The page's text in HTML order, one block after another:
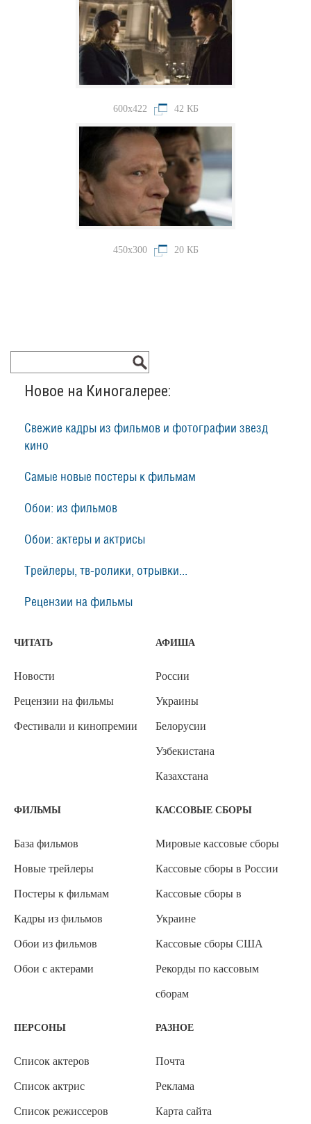
600x422 42 КБ
450x300 20 КБ
Новое на Киногалерее:
Свежие кадры из фильмов и фотографии звезд
кино
Самые новые постеры к фильмам
Обои: из фильмов
Обои: актеры и актрисы
Трейлеры, тв-ролики, отрывки...
Рецензии на фильмы
ЧИТАТЬ
Новости
Рецензии на фильмы
Фестивали и кинопремии
АФИША
России
Украины
Белорусии
Узбекистана
Казахстана
ФИЛЬМЫ
База фильмов
Новые трейлеры
Постеры к фильмам
Кадры из фильмов
Обои из фильмов
Обои с актерами
КАССОВЫЕ СБОРЫ
Мировые кассовые сборы
Кассовые сборы в России
Кассовые сборы в
Украине
Кассовые сборы США
Рекорды по кассовым
сборам
ПЕРСОНЫ
Список актеров
Список актрис
Список режиссеров
РАЗНОЕ
Почта
Реклама
Карта сайта